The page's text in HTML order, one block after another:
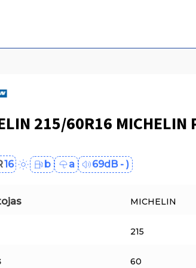
215/60R16 MICHELIN
16 b a 69dB - )
MICHELIN
215
60